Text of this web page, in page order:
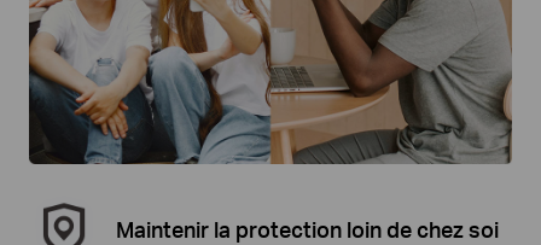
Maintenir la protection loin de chez soi